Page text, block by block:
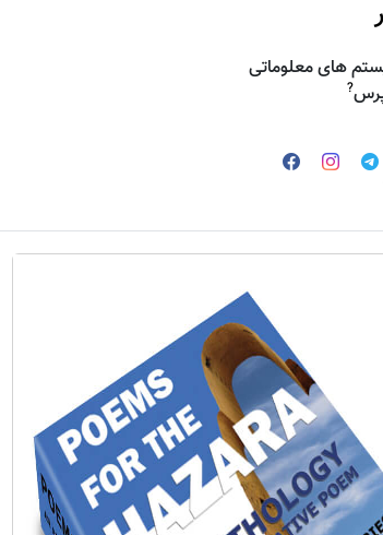
های معلوماتی
?